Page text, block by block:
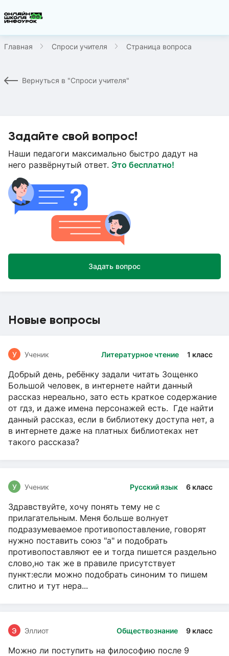
Главная Спроси учителя Страница вопроса
Вернуться в "Спроси учителя"
Задайте свой вопрос!
Наши педагоги максимально быстро дадут на
него развёрнутый ответ. Это бесплатно!
Задать вопрос
Новые вопросы
Литературное чтение 1 класс
У Ученик
Добрый день, ребёнку задали читать Зощенко
Большой человек, в интернете найти данный
рассказ нереально, зато есть краткое содержание
от гдз, и даже имена персонажей есть. Где найти
данный рассказ, если в библиотеку доступа нет, а
в интернете даже на платных библиотеках нет
такого рассказа?
Русский язык 6 класс
У Ученик
Здравствуйте, хочу понять тему не с
прилагательным. Меня больше волнует
подразумеваемое противопоставление, говорят
нужно поставить союз "а" и подобрать
противопоставляют ее и тогда пишется раздельно
слово,но так же в правиле присутствует
пункт:если можно подобрать синоним то пишем
слитно и тут нера...
Обществознание 9 класс
Э Эллиот
Можно ли поступить на философию после 9